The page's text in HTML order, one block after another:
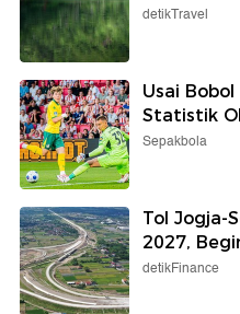
detikTravel
Usai
Statistik
Sepakbola
Tol Jogja-
2027,
detikFinance